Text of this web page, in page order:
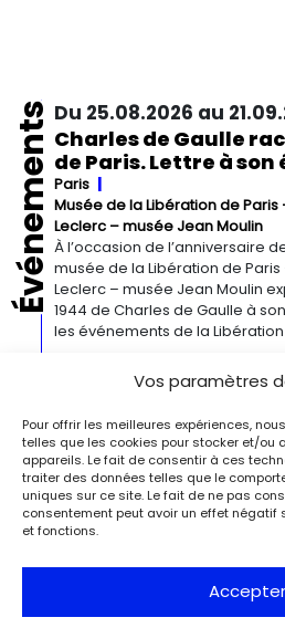
Vos paramètres
Pour offrir les meilleures expériences,
telles que les cookies pour stocker et/ou
appareils. Le fait de consentir à ces
traiter des données telles que le
uniques sur ce site. Le fait de ne pas
consentement peut avoir un effet
et fonctions.
Accepter
ÉvénementsDu 25.08.2026 au
Charles de Gaulle
de Paris. Lettre à son
Paris
Musée de la Libération de
Leclerc – musée Jean Moulin
À l’occasion de l’anniversaire
musée de la Libération de
Leclerc – musée Jean Moulin
1944 de Charles de Gaulle à
les événements de la
Du 13.09.2026 au
Georgia O’Keeffe.
Detroit
Detroit Institute of Arts
« Georgia O’Keeffe.
novatrice qui présente environ
réalisées entre les années 1920
moderne, O’Keeffe a célébré
œuvres remarquables. Tout au
l’artiste a puisé son inspiration